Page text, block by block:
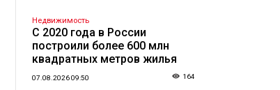
Недвижимость
С 2020 года в России
построили более 600 млн
квадратных метров жилья
07.08.2026 09:50 164